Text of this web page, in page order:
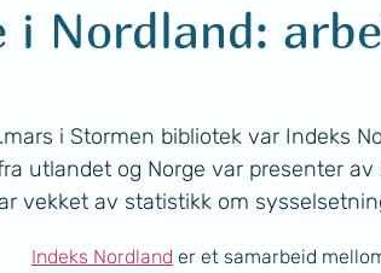
i Nordland:
i Stormen bibliotek var Indeks
utlandet og Norge var presenter av
vekket av statistikk om
Indeks Nordland er et samarbeid